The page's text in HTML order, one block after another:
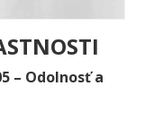
ktoré miesta navštíviť,
určite vo vašom
Londýn má. Sú prístupné
– Odolnosť a